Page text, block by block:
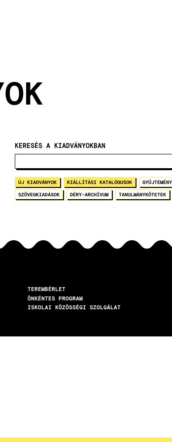
KERESÉS A KIADVÁNYOKBAN
ÚJ KIADVÁNYOK KIÁLLÍTÁSI KATALÓGUSOK
SZÖVEGKIADÁSOK DÉRY-ARCHÍVUM TANULMÁNYKÖTETEK
TEREMBÉRLET
ÖNKÉNTES PROGRAM
ISKOLAI KÖZÖSSÉGI SZOLGÁLAT